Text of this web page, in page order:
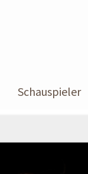
Schauspieler